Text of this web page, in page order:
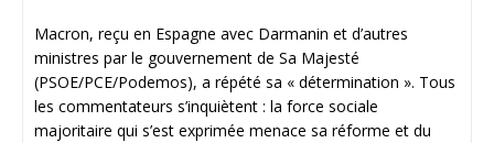
Macron, reçu en Espagne avec Darmanin et d’autres
ministres par le gouvernement de Sa Majesté
(PSOE/PCE/Podemos), a répété sa « détermination ». Tous
les commentateurs s’inquiètent : la force sociale
majoritaire qui s’est exprimée menace sa réforme et du